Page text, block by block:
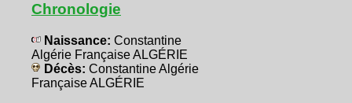
Chronologie
Naissance: Constantine
Algérie Française ALGÉRIE
Décès: Constantine Algérie
Française ALGÉRIE